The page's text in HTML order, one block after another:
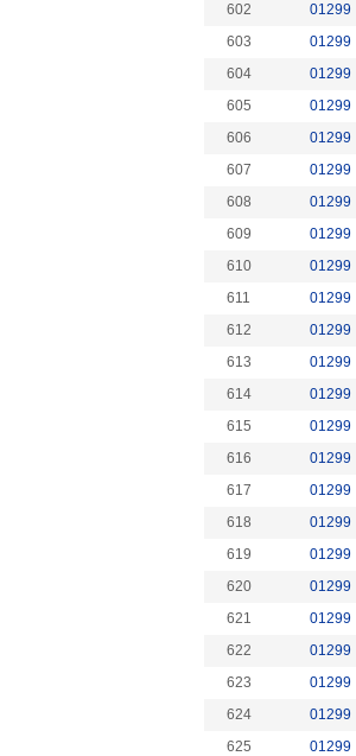
602
01299
603
01299
604
01299
605
01299
606
01299
607
01299
608
01299
609
01299
610
01299
611
01299
612
01299
613
01299
614
01299
615
01299
616
01299
617
01299
618
01299
619
01299
620
01299
621
01299
622
01299
623
01299
624
01299
625
01299